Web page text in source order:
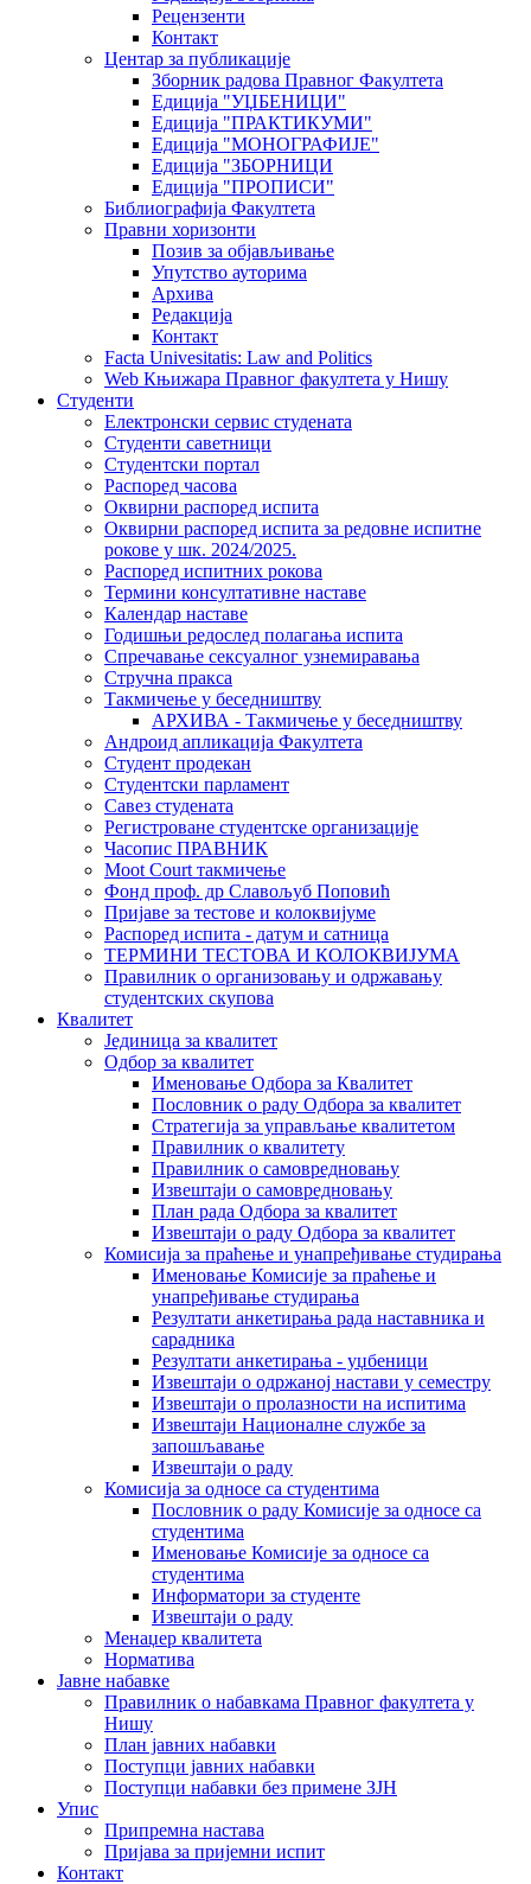
Рецензенти
Контакт
Центар за публикације
Зборник радова Правног Факултета
Едиција "УЏБЕНИЦИ"
Едиција "ПРАКТИКУМИ"
Едиција "МОНОГРАФИЈЕ"
Едиција "ЗБОРНИЦИ
Едиција "ПРОПИСИ"
Библиографија Факултета
Правни хоризонти
Позив за објављивање
Упутство ауторима
Архива
Редакција
Контакт
Facta Univesitatis: Law and Politics
Web Књижара Правног факултета у Нишу
Студенти
Електронски сервис студената
Студенти саветници
Студентски портал
Распоред часова
Оквирни распоред испита
Оквирни распоред испита за редовне испитне
рокове у шк. 2024/2025.
Распоред испитних рокова
Термини консултативне наставе
Календар наставе
Годишњи редослед полагања испита
Спречавање сексуалног узнемиравања
Стручна пракса
Такмичење у беседништву
АРХИВА - Такмичење у беседништву
Андроид апликација Факултета
Студент продекан
Студентски парламент
Савез студената
Регистроване студентске организације
Часопис ПРАВНИК
Moot Court такмичење
Фонд проф. др Славољуб Поповић
Пријаве за тестове и колоквијуме
Распоред испита - датум и сатница
ТЕРМИНИ ТЕСТОВА И КОЛОКВИЈУМА
Правилник о организовању и одржавању
студентских скупова
Квалитет
Јединица за квалитет
Одбор за квалитет
Именовање Одбора за Квалитет
Пословник о раду Одбора за квалитет
Стратегија за управљање квалитетом
Правилник о квалитету
Правилник о самовредновању
Извештаји о самовредновању
План рада Одбора за квалитет
Извештаји о раду Одбора за квалитет
Комисија за праћење и унапређивање студирања
Именовање Комисије за праћење и
унапређивање студирања
Резултати анкетирања рада наставника и
сарадника
Резултати анкетирања - уџбеници
Извештаји о одржаној настави у семестру
Извештаји о пролазности на испитима
Извештаји Националне службе за
запошљавање
Извештаји о раду
Комисија за односе са студентима
Пословник о раду Комисије за односе са
студентима
Именовање Комисије за односе са
студентима
Информатори за студенте
Извештаји о раду
Менаџер квалитета
Норматива
Јавне набавке
Правилник о набавкама Правног факултета у
Нишу
План јавних набавки
Поступци јавних набавки
Поступци набавки без примене ЗЈН
Упис
Припремна настава
Пријава за пријемни испит
Контакт